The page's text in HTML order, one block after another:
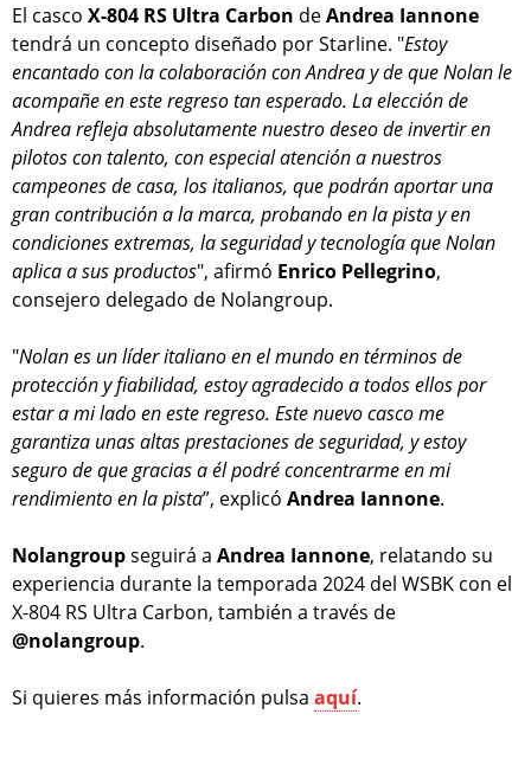
El casco X-804 RS Ultra Carbon deAndrea Iannone
tendrá un concepto diseñado por Starline. "Estoy
encantado con la colaboración con Andrea y de que Nolan le
acompañe en este regreso tan esperado. La elección de
Andrea refleja absolutamente nuestro deseo de invertir en
pilotos con talento, con especial atención a nuestros
campeones de casa, los italianos, que podrán aportar una
gran contribución a la marca, probando en la pista y en
condiciones extremas, la seguridad y tecnología que Nolan
aplica a sus productos", afirmó Enrico Pellegrino,
consejero delegado de Nolangroup.
"Nolan es un líder italiano en el mundo en términos de
protección y fiabilidad, estoy agradecido a todos ellos por
estar a mi lado en este regreso. Este nuevo casco me
garantiza unas altas prestaciones de seguridad, y estoy
seguro de que gracias a él podré concentrarme en mi
rendimiento en la pista”, explicó Andrea Iannone.
Nolangroupseguirá a Andrea Iannone, relatando su
experiencia durante la temporada 2024 del WSBK con el
X-804 RS Ultra Carbon, también a través de
@nolangroup.
Si quieres más información pulsa aquí.